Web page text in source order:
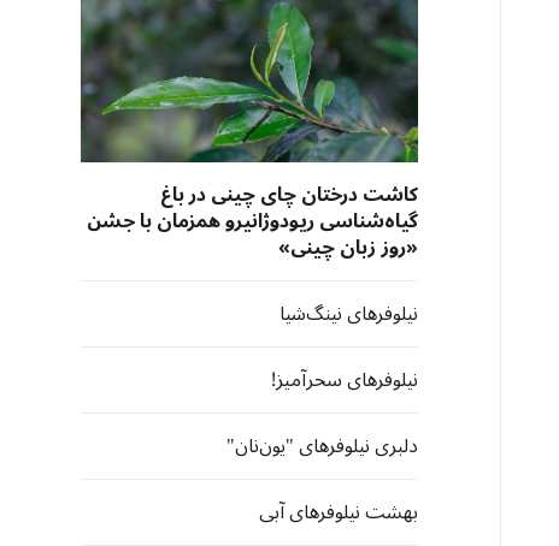
کاشت درختان چای چینی در باغ
گیاه‌شناسی ریودوژانیرو همزمان با جشن
«روز زبان چینی»
نیلوفرهای نینگ‌شیا
نیلوفرهای سحرآمیز!
دلبری نیلوفرهای "یون‎نان"
بهشت نیلوفرهای آبی